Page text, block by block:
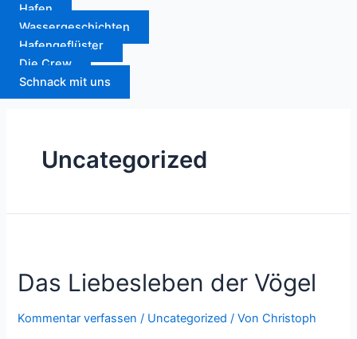
Zum
Inhalt
springen
Hafen
Wassergeschichten
Hafengeflüster
Die Crew
Schnack mit uns
Uncategorized
Das Liebesleben der Vögel
Kommentar verfassen / Uncategorized / VonChristoph